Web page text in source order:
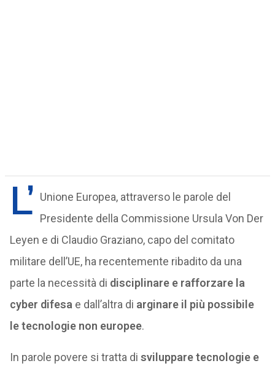
L’ Unione Europea, attraverso le parole del
Presidente della Commissione Ursula Von Der
Leyen e di Claudio Graziano, capo del comitato
militare dell’UE, ha recentemente ribadito da una
parte la necessità di disciplinare e rafforzare la
cyber difesa e dall’altra di arginare il più possibile
le tecnologie non europee.
In parole povere si tratta di sviluppare tecnologie e